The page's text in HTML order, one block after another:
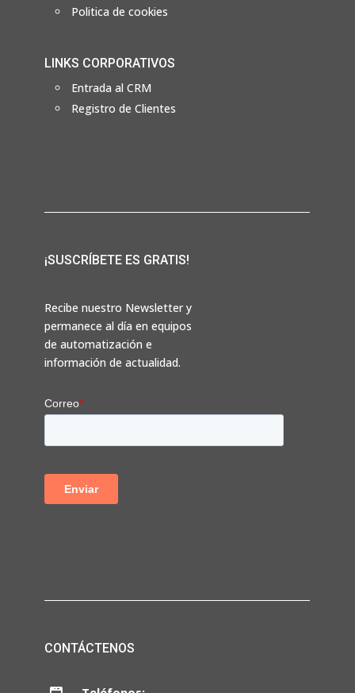
Politica de cookies
LINKS CORPORATIVOS
Entrada al CRM
Registro de Clientes
¡SUSCRÍBETE ES GRATIS!
Recibe nuestro Newsletter y
permanece al día en equipos
de automatización e
información de actualidad.
CONTÁCTENOS